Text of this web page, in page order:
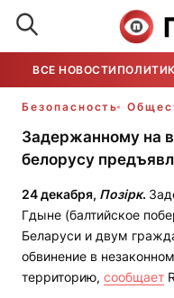
ВСЕ НОВОСТИ
Безопасность
Задержанному на
белорусу
24 декабря, Позірк.
Гдыне (балтийское
Беларуси и двум
обвинение в
территорию, сообщает